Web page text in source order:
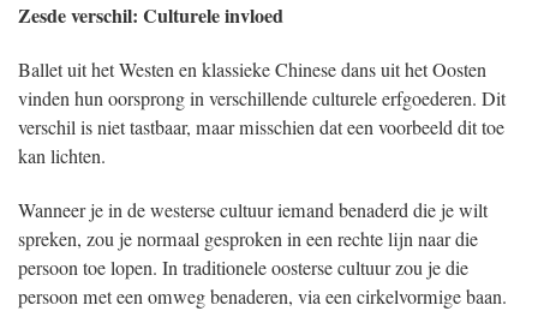
Zesde verschil: Culturele invloed
Ballet uit het Westen en klassieke Chinese dans uit het Oosten
vinden hun oorsprong in verschillende culturele erfgoederen. Dit
verschil is niet tastbaar, maar misschien dat een voorbeeld dit toe
kan lichten.
Wanneer je in de westerse cultuur iemand benaderd die je wilt
spreken, zou je normaal gesproken in een rechte lijn naar die
persoon toe lopen. In traditionele oosterse cultuur zou je die
persoon met een omweg benaderen, via een cirkelvormige baan.